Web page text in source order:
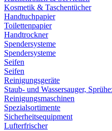
Kosmetik & Taschentücher
Handtuchpapier
Toilettenpapier
Handtrockner
Spendersysteme
Spendersysteme
Seifen
Seifen
Reinigungsgeräte
Staub- und Wassersauger,
Reinigungsmaschinen
Spezialsortimente
Sicherheitsequipment
Lufterfrischer